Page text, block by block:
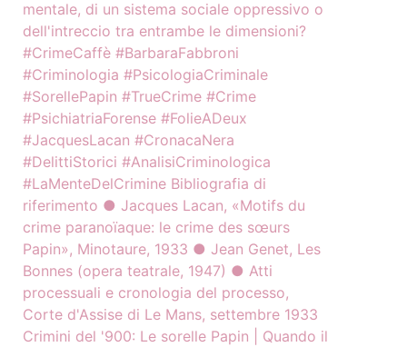
Crimini del '900: Le sorelle Papin | Quando il